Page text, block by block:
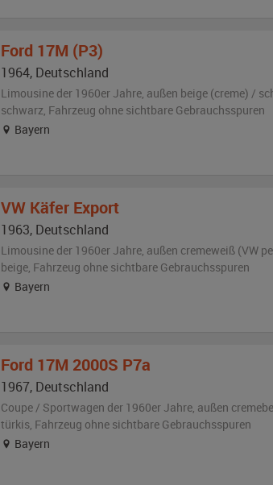
Ford 17M (P3)
1964, Deutschland
Limousine der 1960er Jahre, außen beige (creme) /
schwarz, Fahrzeug ohne sichtbare Gebrauchsspuren
Bayern
VW Käfer Export
1963, Deutschland
Limousine der 1960er Jahre, außen cremeweiß (VW
beige, Fahrzeug ohne sichtbare Gebrauchsspuren
Bayern
Ford 17M 2000S P7a
1967, Deutschland
Coupe / Sportwagen der 1960er Jahre, außen
türkis, Fahrzeug ohne sichtbare Gebrauchsspuren
Bayern